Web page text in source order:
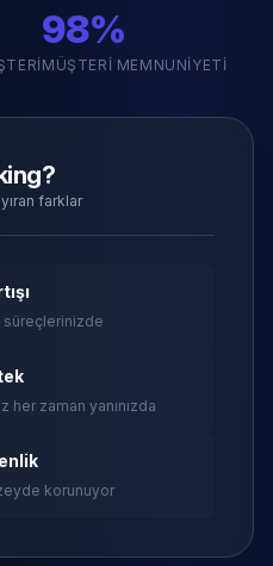
98%
MÜŞTERI MEMNUNIYETI
farklar
süreçlerinizde
zaman yanınızda
korunuyor